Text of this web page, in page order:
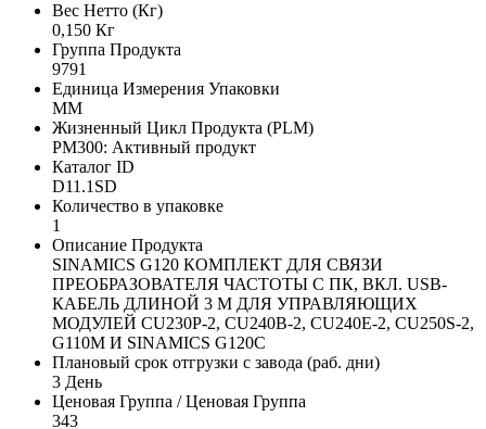
Вес Нетто (Кг)
0,150 Кг
Группа Продукта
9791
Единица Измерения Упаковки
MM
Жизненный Цикл Продукта (PLM)
PM300: Активный продукт
Каталог ID
D11.1SD
Количество в упаковке
1
Описание Продукта
SINAMICS G120 КОМПЛЕКТ ДЛЯ СВЯЗИ
ПРЕОБРАЗОВАТЕЛЯ ЧАСТОТЫ С ПК, ВКЛ. USB-
КАБЕЛЬ ДЛИНОЙ 3 М ДЛЯ УПРАВЛЯЮЩИХ
МОДУЛЕЙ CU230P-2, CU240B-2, CU240E-2, CU250S-2,
G110M И SINAMICS G120C
Плановый срок отгрузки с завода (раб. дни)
3 День
Ценовая Группа / Ценовая Группа
343